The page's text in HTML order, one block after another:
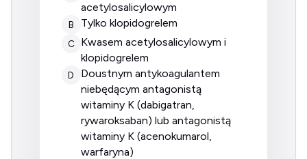
acetylosalicylowym
B tylko klopidogrelem
C
kwasem acetylosalicylowym i
klopidogrelem
D
doustnym antykoagulantem
niebędącym antagonistą
witaminy K (dabigatran,
rywaroksaban) lub antagonistą
witaminy K (acenokumarol,
warfaryna)